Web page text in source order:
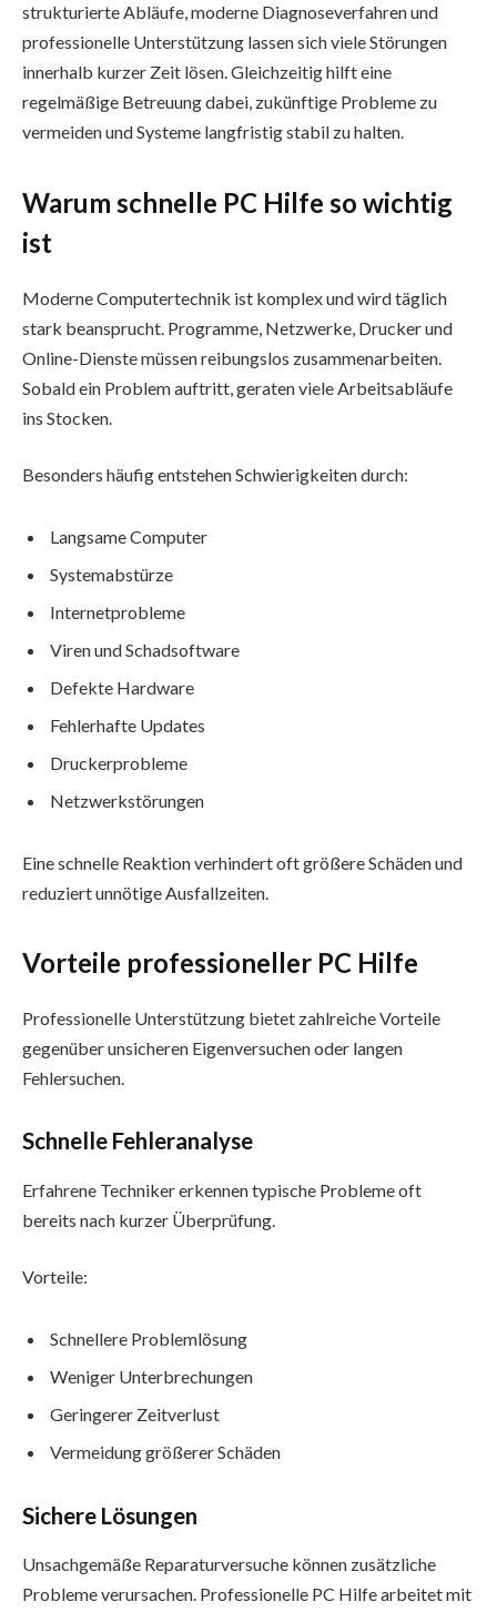
strukturierte Abläufe, moderne Diagnoseverfahren und
professionelle Unterstützung lassen sich viele Störungen
innerhalb kurzer Zeit lösen. Gleichzeitig hilft eine
regelmäßige Betreuung dabei, zukünftige Probleme zu
vermeiden und Systeme langfristig stabil zu halten.
Warum schnelle PC Hilfe so wichtig
ist
Moderne Computertechnik ist komplex und wird täglich
stark beansprucht. Programme, Netzwerke, Drucker und
Online-Dienste müssen reibungslos zusammenarbeiten.
Sobald ein Problem auftritt, geraten viele Arbeitsabläufe
ins Stocken.
Besonders häufig entstehen Schwierigkeiten durch:
Langsame Computer
Systemabstürze
Internetprobleme
Viren und Schadsoftware
Defekte Hardware
Fehlerhafte Updates
Druckerprobleme
Netzwerkstörungen
Eine schnelle Reaktion verhindert oft größere Schäden und
reduziert unnötige Ausfallzeiten.
Vorteile professioneller PC Hilfe
Professionelle Unterstützung bietet zahlreiche Vorteile
gegenüber unsicheren Eigenversuchen oder langen
Fehlersuchen.
Schnelle Fehleranalyse
Erfahrene Techniker erkennen typische Probleme oft
bereits nach kurzer Überprüfung.
Vorteile:
Schnellere Problemlösung
Weniger Unterbrechungen
Geringerer Zeitverlust
Vermeidung größerer Schäden
Sichere Lösungen
Unsachgemäße Reparaturversuche können zusätzliche
Probleme verursachen. Professionelle PC Hilfe arbeitet mit